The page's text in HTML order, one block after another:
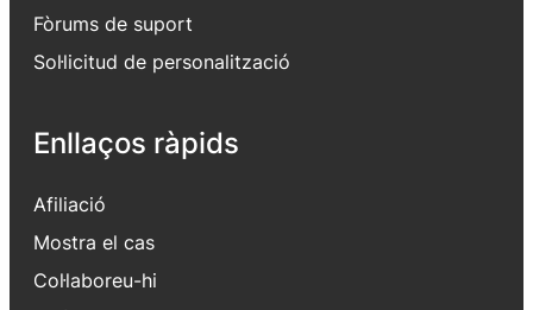
Fòrums de suport
Sol·licitud de personalització
Enllaços ràpids
Afiliació
Mostra el cas
Col·laboreu-hi